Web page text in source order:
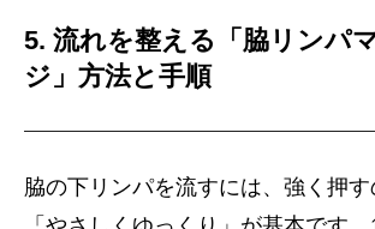
5. 流れを整える「脇リンパ
ジ」方法と手順
脇の下リンパを流すには、強く押す